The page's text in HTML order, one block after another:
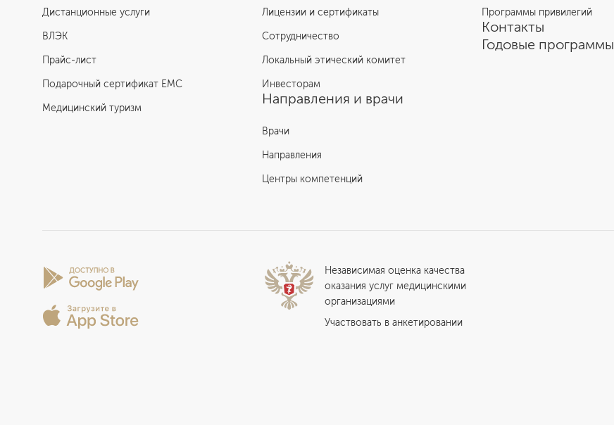
Лицензии и сертификаты
Сотрудничество
Локальный этический комитет
Инвесторам
Направления и врачи
Врачи
Направления
Центры компетенций
Дистанционные услуги
ВЛЭК
Прайс-лист
Подарочный сертификат EMC
Медицинский туризм
Программы привилегий
Контакты
Годовые программы
Независимая оценка качества
оказания услуг медицинскими
организациями
Участвовать в анкетировании